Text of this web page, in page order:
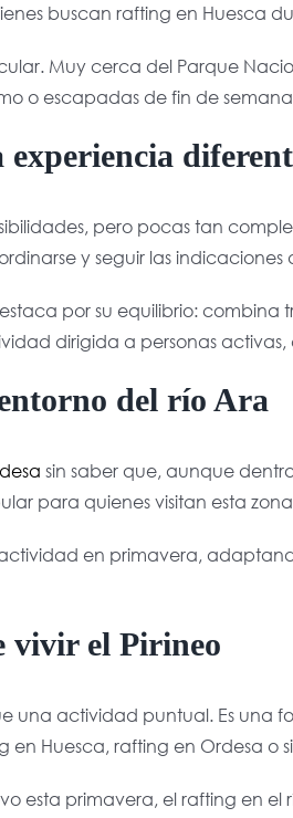
buscan rafting en Huesca
Muy cerca del Parque
o escapadas de fin de
pero pocas tan
y seguir las
por su equilibrio:
dirigida a personas
del río Ara
sin saber que, aunque
para quienes visitan esta
actividad en primavera,
vivir el Pirineo
una actividad puntual. Es
Huesca, rafting en Ordesa
esta primavera, el rafting en